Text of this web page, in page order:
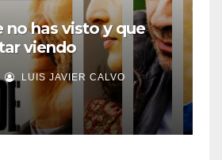
no has visto y que
viendo
LUIS JAVIER CALVO